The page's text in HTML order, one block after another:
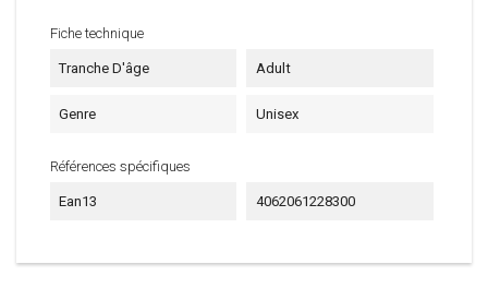
Fiche technique
Tranche D'âge Adult
Genre Unisex
Références spécifiques
Ean13 4062061228300